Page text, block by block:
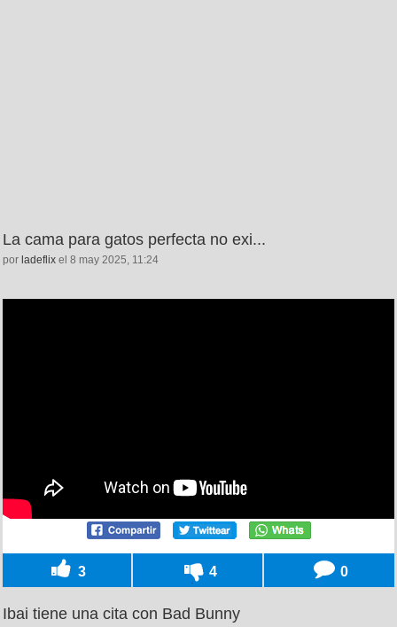
La cama para gatos perfecta no exi...
por ladeflix el 8 may 2025, 11:24
3 4 0
Ibai tiene una cita con Bad Bunny